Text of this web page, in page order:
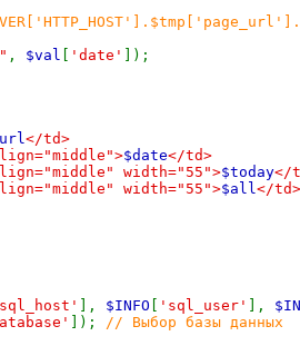
, $val 'date'
]);
</td>
$date</td>
width="55">$today</
width="55">$all</
], $INFO 'sql_user' ],
]); // Выбор базы данных